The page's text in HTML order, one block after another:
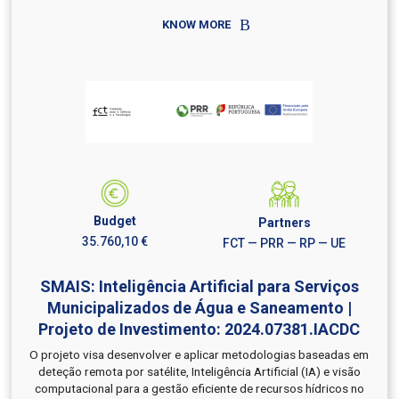
KNOW MORE
Budget
35.760,10 €
Partners
FCT — PRR — RP — UE
SMAIS: Inteligência Artificial para Serviços
Municipalizados de Água e Saneamento |
Projeto de Investimento: 2024.07381.IACDC
O projeto visa desenvolver e aplicar metodologias baseadas em
deteção remota por satélite, Inteligência Artificial (IA) e visão
computacional para a gestão eficiente de recursos hídricos no